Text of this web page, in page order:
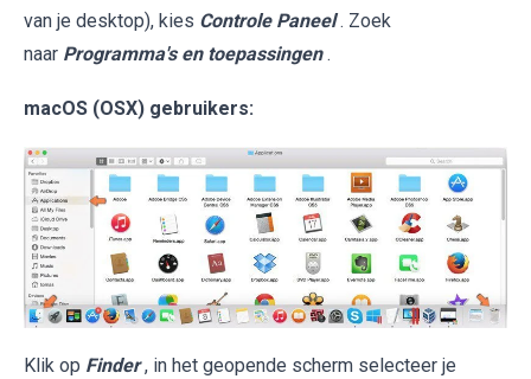
van je desktop), kies Controle Paneel . Zoek
naar Programma's en toepassingen .
macOS (OSX) gebruikers:
Klik op Finder , in het geopende scherm selecteer je